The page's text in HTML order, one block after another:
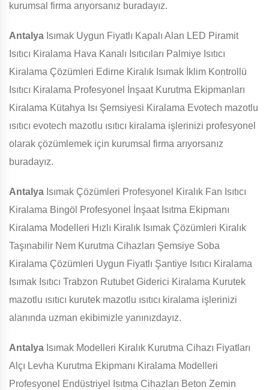
kurumsal firma arıyorsanız buradayız.
Antalya Isımak Uygun Fiyatlı Kapalı Alan LED Piramit
Isıtıcı Kiralama Hava Kanalı Isıtıcıları Palmiye Isıtıcı
Kiralama Çözümleri Edirne Kiralık Isımak İklim Kontrollü
Isıtıcı Kiralama Profesyonel İnşaat Kurutma Ekipmanları
Kiralama Kütahya Isı Şemsiyesi Kiralama Evotech mazotlu
ısıtıcı evotech mazotlu ısıtıcı kiralama işlerinizi profesyonel
olarak çözümlemek için kurumsal firma arıyorsanız
buradayız.
Antalya Isımak Çözümleri Profesyonel Kiralık Fan Isıtıcı
Kiralama Bingöl Profesyonel İnşaat Isıtma Ekipmanı
Kiralama Modelleri Hızlı Kiralık Isımak Çözümleri Kiralık
Taşınabilir Nem Kurutma Cihazları Şemsiye Soba
Kiralama Çözümleri Uygun Fiyatlı Şantiye Isıtıcı Kiralama
Isımak Isıtıcı Trabzon Rutubet Giderici Kiralama Kurutek
mazotlu ısıtıcı kurutek mazotlu ısıtıcı kiralama işlerinizi
alanında uzman ekibimizle yanınızdayız.
Antalya Isımak Modelleri Kiralık Kurutma Cihazı Fiyatları
Alçı Levha Kurutma Ekipmanı Kiralama Modelleri
Profesyonel Endüstriyel Isıtma Cihazları Beton Zemin